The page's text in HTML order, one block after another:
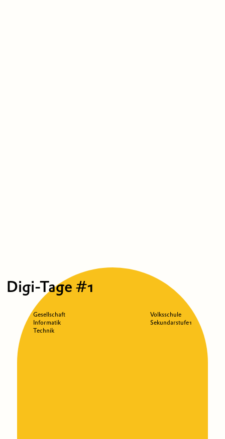
Digi-Tage #1
Gesellschaft
Informatik
Technik
Volksschule
Sekundarstufe 1